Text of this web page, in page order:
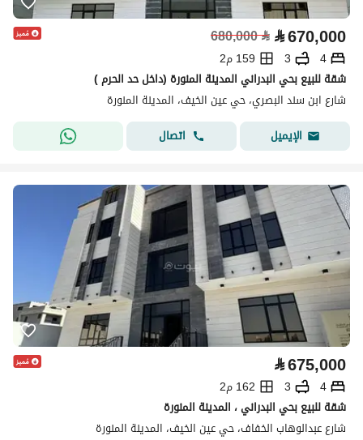
⃁670,000
⃁
680,000
4
3
159 م2
شقة للبيع بحي البدراني المدينة المنورة (داخل حد الحرم )
شارع ابن سند البصري، حي عين الخيف، المدينة المنورة
الإيميل
اتصال
⃁675,000
4
3
162 م2
شقة للبيع بحي البدراني ، المدينة المنورة
شارع عبدالوهاب الخفاف، حي عين الخيف، المدينة المنورة